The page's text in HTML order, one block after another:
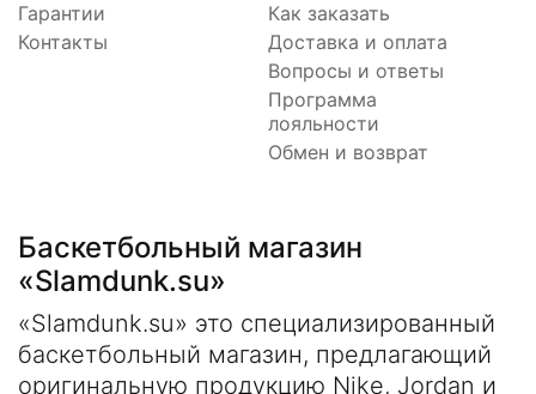
Гарантии
Контакты
Как заказать
Доставка и оплата
Вопросы и ответы
Программа
лояльности
Обмен и возврат
Баскетбольный магазин
«Slamdunk.su»
«Slamdunk.su» это специализированный
баскетбольный магазин, предлагающий
оригинальную продукцию Nike, Jordan и